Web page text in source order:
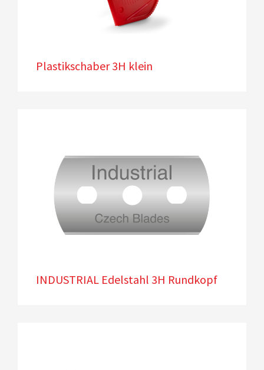
Plastikschaber 3H klein
INDUSTRIAL Edelstahl 3H Rundkopf